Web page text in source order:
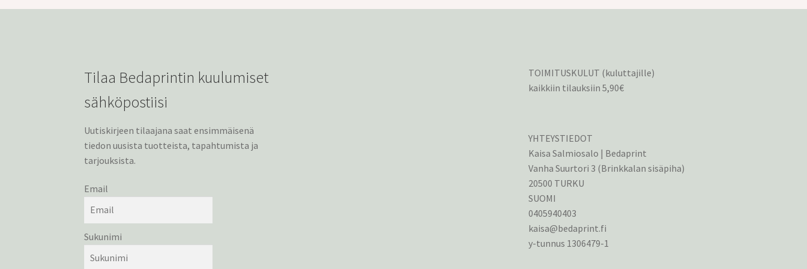
Tilaa Bedaprintin kuulumiset
sähköpostiisi
Uutiskirjeen tilaajana saat ensimmäisenä
tiedon uusista tuotteista, tapahtumista ja
tarjouksista.
Email
Sukunimi
TOIMITUSKULUT (kuluttajille)
kaikkiin tilauksiin 5,90€
YHTEYSTIEDOT
Kaisa Salmiosalo | Bedaprint
Vanha Suurtori 3 (Brinkkalan sisäpiha)
20500 TURKU
SUOMI
0405940403
kaisa@bedaprint.fi
y-tunnus 1306479-1